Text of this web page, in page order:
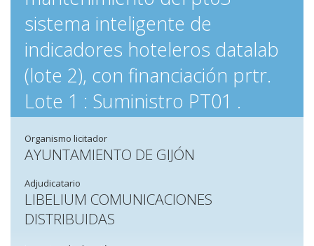
sistema inteligente de
indicadores hoteleros datalab
(lote 2), con financiación prtr.
Lote 1 : Suministro PT01 .
Organismo licitador
AYUNTAMIENTO DE GIJÓN
Adjudicatario
LIBELIUM COMUNICACIONES
DISTRIBUIDAS